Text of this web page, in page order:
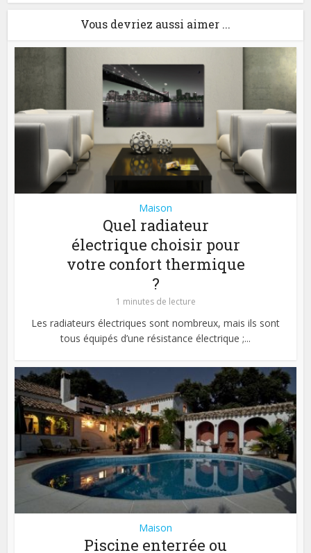
Vous devriez aussi aimer ...
Maison
Quel radiateur
électrique choisir pour
votre confort thermique
?
1 minutes de lecture
Les radiateurs électriques sont nombreux, mais ils sont
tous équipés d’une résistance électrique ;...
Maison
Piscine enterrée ou